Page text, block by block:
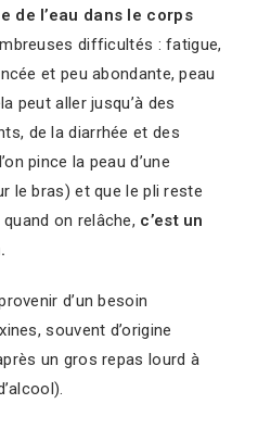
de l’eau dans le corps
difficultés : fatigue,
et peu abondante, peau
peut aller jusqu’à des
de la diarrhée et des
pince la peau d’une
le bras) et que le pli reste
on relâche, c’est un
d’un besoin
souvent d’origine
un gros repas lourd à